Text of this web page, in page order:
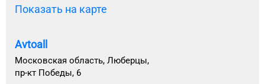
Показать на карте
Avtoall
Московская область, Люберцы,
пр-кт Победы, 6